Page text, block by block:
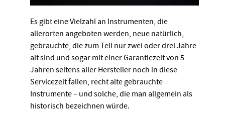
Es gibt eine Vielzahl an Instrumenten, die
allerorten angeboten werden, neue natürlich,
gebrauchte, die zum Teil nur zwei oder drei Jahre
alt sind und sogar mit einer Garantiezeit von 5
Jahren seitens aller Hersteller noch in diese
Servicezeit fallen, recht alte gebrauchte
Instrumente – und solche, die man allgemein als
historisch bezeichnen würde.